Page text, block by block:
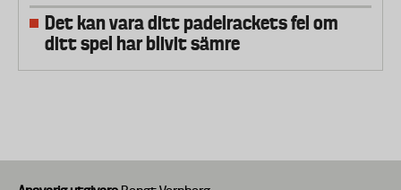
Det kan vara ditt padelrackets fel om
ditt spel har blivit sämre